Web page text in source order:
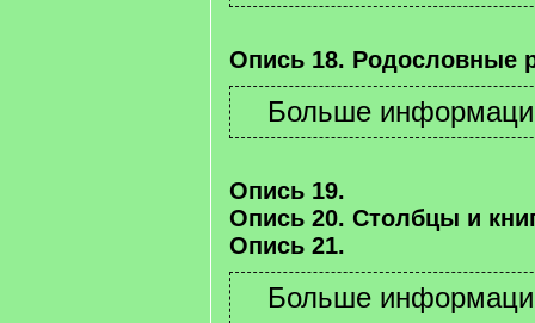
Опись 18. Родословные
Опись 19.
Опись 20. Столбцы и
Опись 21.